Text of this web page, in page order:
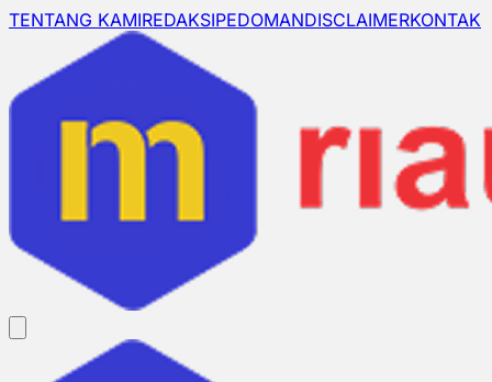
TENTANG KAMIREDAKSIPEDOMANDISCLAIMERKONTAK